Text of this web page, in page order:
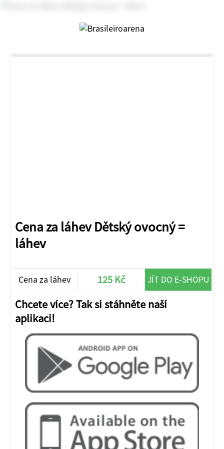
Cena za láhev Dětský ovocný =
láhev
Cena za láhev 125 Kč JÍT DO E-SHOPU
Chcete více? Tak si stáhněte naší
aplikaci!